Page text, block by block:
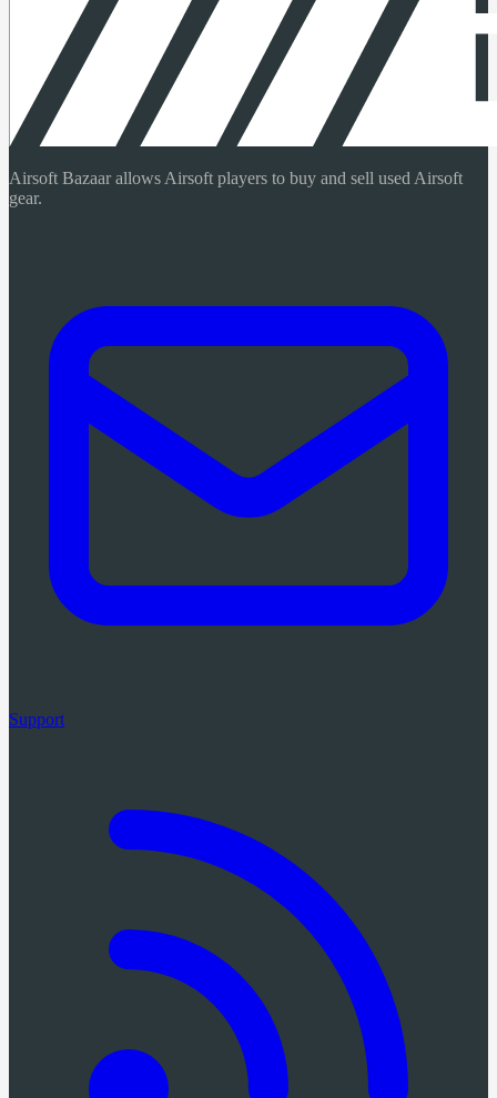
Airsoft Bazaar allows Airsoft players to buy and sell used Airsoft
gear.
Support